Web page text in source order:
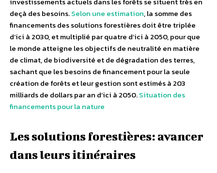
deçà des besoins.Selon une estimation, la somme des
financements des solutions forestières doit être triplée
d’ici à 2030, et multiplié par quatre d’ici à 2050, pour que
le monde atteigne les objectifs de neutralité en matière
de climat, de biodiversité et de dégradation des terres,
sachant que les besoins de financement pour la seule
création de forêts et leur gestion sont estimés à 203
milliards de dollars par an d’ici à 2050.Situation des
financements pour la nature
Les solutions forestières: avancer
dans leurs itinéraires